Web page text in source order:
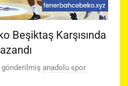
Beşiktaş Karşısında
anadolu spor